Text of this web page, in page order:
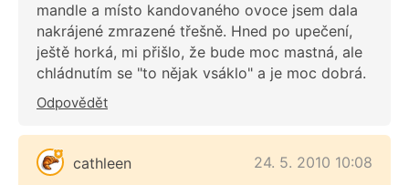
mandle a místo kandovaného ovoce jsem dala
nakrájené zmrazené třešně. Hned po upečení,
ještě horká, mi přišlo, že bude moc mastná, ale
chládnutím se "to nějak vsáklo" a je moc dobrá.
Odpovědět
cathleen
24. 5. 2010 10:08